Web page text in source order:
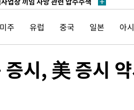
원
오른 6365.07 개장
스 폭발.. 14명 부상, 3명은 중
염중대경보'
미주 유럽 중국 일본 아
시, 美 증시